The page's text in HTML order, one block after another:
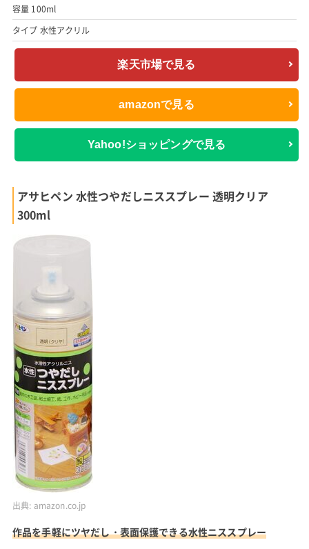
容量 100ml
タイプ 水性アクリル
楽天市場で見る
amazonで見る
Yahoo!ショッピングで見る
アサヒペン 水性つやだしニススプレー 透明クリア
300ml
出典: amazon.co.jp
作品を手軽にツヤだし・表面保護できる水性ニススプレー